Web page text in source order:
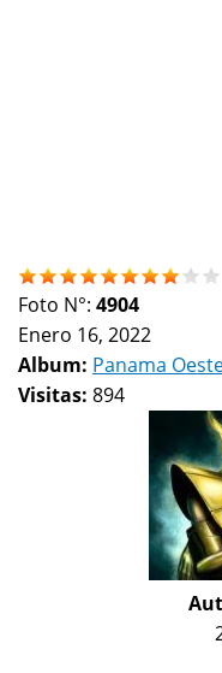
Foto N°: 4904
Enero 16, 2022
Album: Panama
Visitas: 894